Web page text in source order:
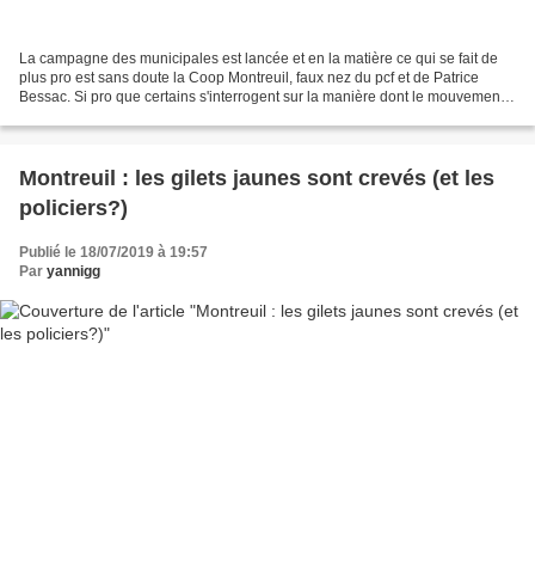
La campagne des municipales est lancée et en la matière ce qui se fait de
plus pro est sans doute la Coop Montreuil, faux nez du pcf et de Patrice
Bessac. Si pro que certains s'interrogent sur la manière dont le mouvement
Montreuil : les gilets jaunes sont crevés (et les
policiers?)
Publié le 18/07/2019 à 19:57
Par yannigg